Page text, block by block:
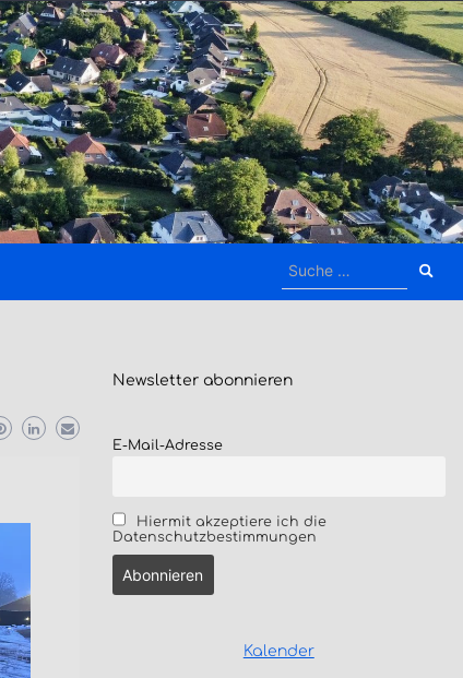
Suche
Newsletter abonnieren
E-Mail-Adresse
Hiermit akzeptiere ich die
Datenschutzbestimmungen
Kalender